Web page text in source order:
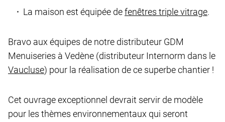
La maison est équipée defenêtres triple vitrage.
Bravo aux équipes de notre distributeur GDM
Menuiseries à Vedène (distributeur Internorm dans le
Vaucluse) pour la réalisation de ce superbe chantier !
Cet ouvrage exceptionnel devrait servir de modèle
pour les thèmes environnementaux qui seront